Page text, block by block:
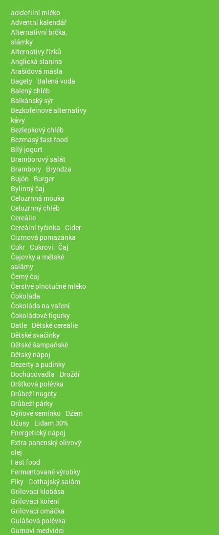
acidofilní mléko
Adventní kalendář
Alternativní brčka,
slámky
Alternativy řízků
Anglická slanina
Arašídová másla
Bagety Balená voda
Balený chléb
Balkánský sýr
Bezkofeinové alternativy
kávy
Bezlepkový chléb
Bezmasý fast food
Bílý jogurt
Bramborový salát
Brambory Bryndza
Bujón
Burger
Bylinný čaj
Celozrnná mouka
Celozrnný chléb
Cereálie
Cereální tyčinka Cider
Cizrnová pomazánka
Cukr Cukroví Čaj
Čajovky a métské
salámy
Černý čaj
Čerstvé plnotučné mléko
Čokoláda
Čokoláda na vaření
Čokoládové figurky
Datle Dětské cereálie
Dětské svačinky
Dětské šampaňské
Dětský nápoj
Dezerty a pudinky
Dochucovadla
Droždí
Dršťková polévka
Drůbeží nugety
Drůbeží párky
Dýňové semínko Džem
Džusy Eidam 30%
Energetický nápoj
Extra panenský olivový
olej
Fast food
Fermentované výrobky
Fíky Gothajský salám
Grilovací klobása
Grilovací koření
Grilovací omáčka
Gulášová polévka
Gumoví medvídci